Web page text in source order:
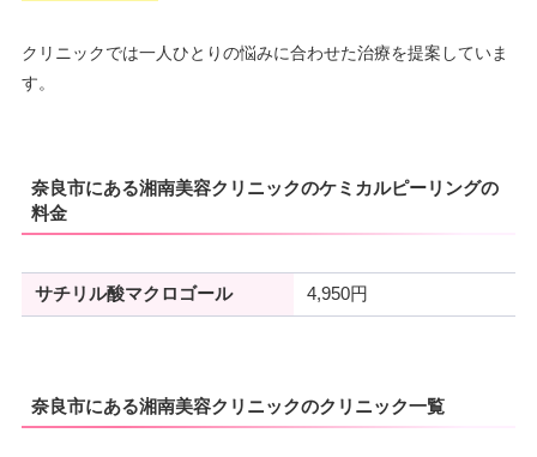
クリニックでは一人ひとりの悩みに合わせた治療を提案していま
す。
奈良市にある湘南美容クリニックのケミカルピーリングの
料金
サチリル酸マクロゴール 4,950円
奈良市にある湘南美容クリニックのクリニック一覧